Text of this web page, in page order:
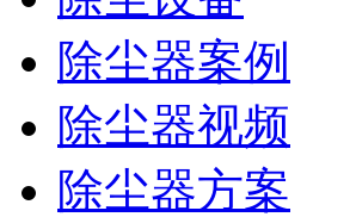
除尘器案例
除尘器视频
除尘器方案